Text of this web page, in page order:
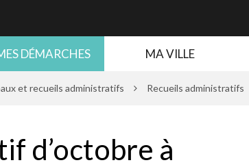
DÉMARCHES MA VILLE
et recueils administratifs Recueils administratifs
d’octobre à